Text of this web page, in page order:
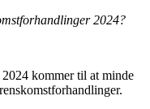
2024?
kommer til at minde